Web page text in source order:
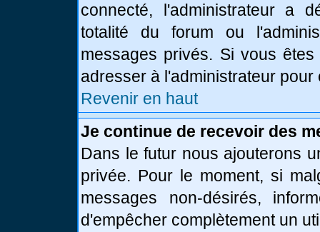
connecté, l'administrateur a
totalité du forum ou
messages privés. Si vous
adresser à l'administrateur
Revenir en haut
Je continue de recevoir des
Dans le futur nous ajouterons
privée. Pour le moment, si
messages non-désirés,
d'empêcher complètement un